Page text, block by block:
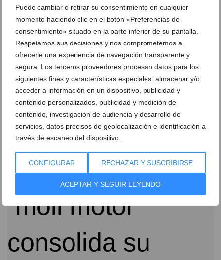
Puede cambiar o retirar su consentimiento en cualquier
momento haciendo clic en el botón «Preferencias de
consentimiento» situado en la parte inferior de su pantalla.
Respetamos sus decisiones y nos comprometemos a
ofrecerle una experiencia de navegación transparente y
segura. Los terceros proveedores procesan datos para los
siguientes fines y características especiales: almacenar y/o
acceder a información en un dispositivo, publicidad y
contenido personalizados, publicidad y medición de
contenido, investigación de audiencia y desarrollo de
servicios, datos precisos de geolocalización e identificación a
través de escaneo del dispositivo.
CONFIGURAR RECHAZAR Y SUSCRIBIRSE
ACEPTAR Y SEGUIR LEYENDO
Moll Motor celebra la llegada de la producción de
29 de julio de 2026